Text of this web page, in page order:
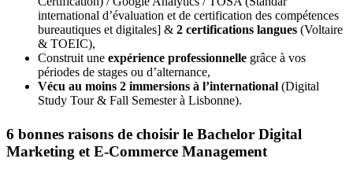
international d’évaluation et de certification des compétences
bureautiques et digitales] & 2 certifications langues (Voltaire
& TOEIC),
Construit une expérience professionnelle grâce à vos
périodes de stages ou d’alternance,
Vécu au moins 2 immersions à l’international (Digital
Study Tour & Fall Semester à Lisbonne).
6 bonnes raisons de choisir le Bachelor Digital
Marketing et E-Commerce Management